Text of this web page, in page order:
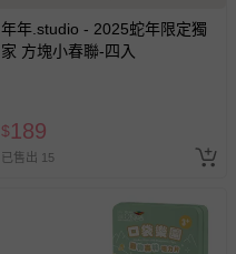
年年.studio - 2025蛇年限定獨
家 方塊小春聯-四入
$189
已售出 15